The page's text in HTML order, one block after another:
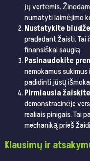
jų vertėmis.
numatyti laimėjimo
Nustatykite
pradedant žaisti.
finansiškai saugią.
Pasinaudokite
nemokamus
padidinti jūsų
Pirmiausia
demonstracinėje
realiais pinigais. Tai
mechaniką prieš
Klausimų ir